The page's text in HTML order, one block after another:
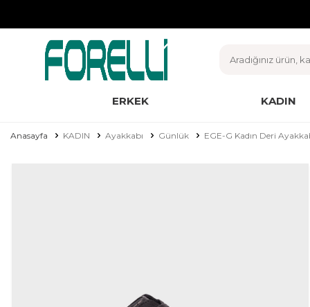
ERKEK KADIN
Anasayfa KADIN Ayakkabı Günlük EGE-G Kadın Deri